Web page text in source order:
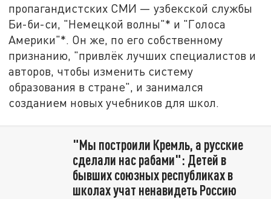
пропагандистских СМИ — узбекской службы
Би-би-си, "Немецкой волны"* и "Голоса
Америки"*. Он же, по его собственному
признанию, "привлёк лучших специалистов и
авторов, чтобы изменить систему
образования в стране", и занимался
созданием новых учебников для школ.
"Мы построили Кремль, а русские
сделали нас рабами": Детей в
бывших союзных республиках в
школах учат ненавидеть Россию